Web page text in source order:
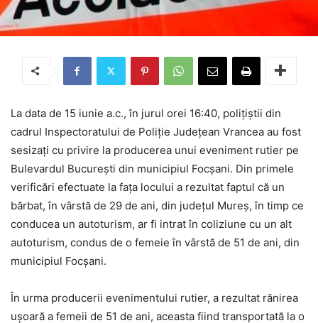
La data de 15 iunie a.c., în jurul orei 16:40, polițiștii din
cadrul Inspectoratului de Poliție Județean Vrancea au fost
sesizați cu privire la producerea unui eveniment rutier pe
Bulevardul București din municipiul Focșani. Din primele
verificări efectuate la fața locului a rezultat faptul că un
bărbat, în vârstă de 29 de ani, din județul Mureș, în timp ce
conducea un autoturism, ar fi intrat în coliziune cu un alt
autoturism, condus de o femeie în vârstă de 51 de ani, din
municipiul Focșani.
În urma producerii evenimentului rutier, a rezultat rănirea
ușoară a femeii de 51 de ani, aceasta fiind transportată la o